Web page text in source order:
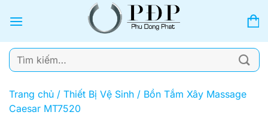
qua
dung
Tìm
kiếm:
Trang chủ / Thiết Bị Vệ Sinh / Bồn Tắm Xây Massage
Caesar MT7520